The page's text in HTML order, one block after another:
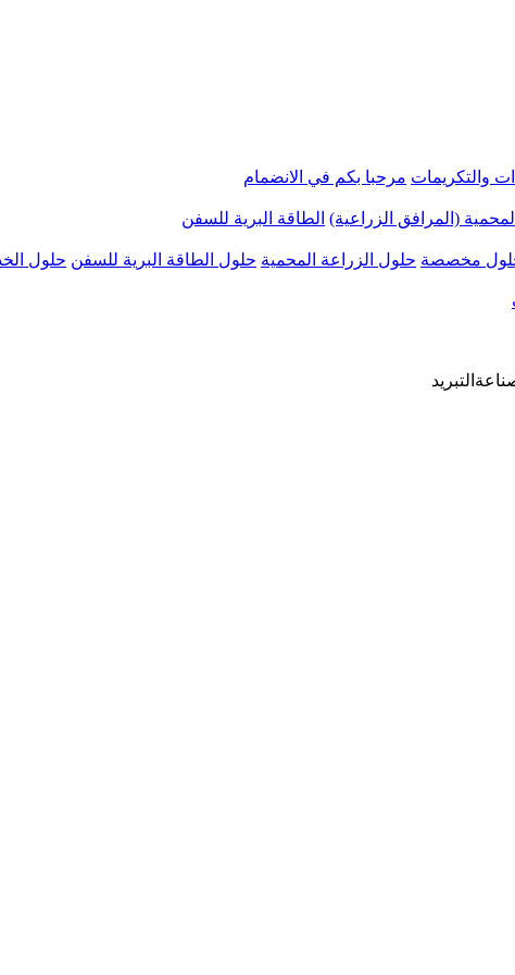
والتكريمات مرحبا بكم في الانضمام
(المرافق الزراعية) الطاقة البرية للسفن
مخصصة حلول الزراعة المحمية حلول الطاقة البرية للسفن حلول